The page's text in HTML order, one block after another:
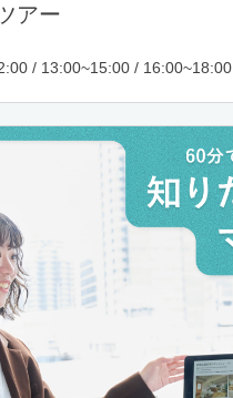
アー
/ 13:00~15:00 / 16:00~18:00